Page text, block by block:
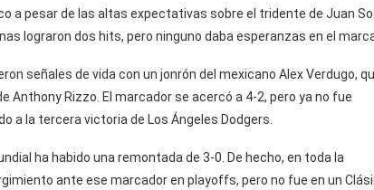
a pesar de las altas expectativas sobre el tridente de Juan
lograron dos hits, pero ninguno daba esperanzas en el
señales de vida con un jonrón del mexicano Alex Verdugo,
Rizzo. El marcador se acercó a 4-2, pero ya no fue
a la tercera victoria de Los Ángeles Dodgers.
ha habido una remontada de 3-0. De hecho, en toda la
ante ese marcador en playoffs, pero no fue en un